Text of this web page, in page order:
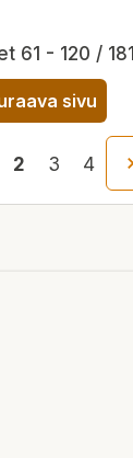
61 - 120 / 181
sivu
2 3 4